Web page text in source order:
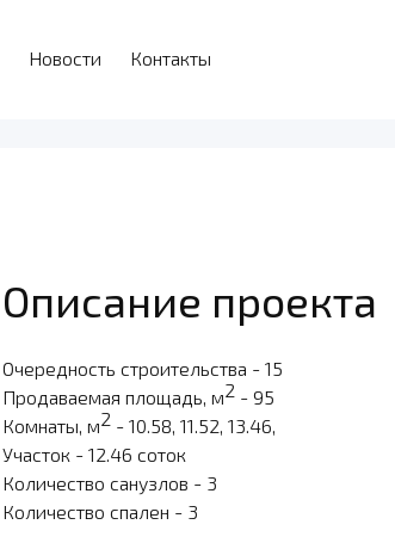
Новости Контакты
Описание проекта
Очередность строительства - 15
Продаваемая площадь, м2- 95
Комнаты, м2- 10.58, 11.52, 13.46,
Участок - 12.46 соток
Количество санузлов - 3
Количество спален - 3